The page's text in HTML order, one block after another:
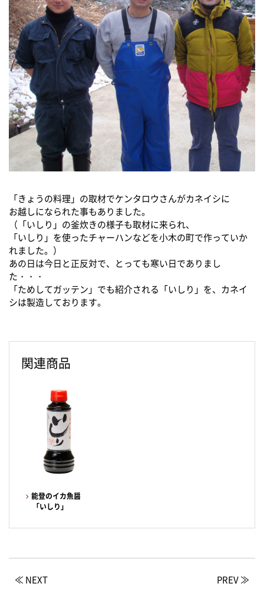
「きょうの料理」の取材でケンタロウさんがカネイシに
お越しになられた事もありました。
（「いしり」の釜炊きの様子も取材に来られ、
「いしり」を使ったチャーハンなどを小木の町で作っていか
れました。）
あの日は今日と正反対で、とっても寒い日でありまし
た・・・
「ためしてガッテン」でも紹介される「いしり」を、カネイ
シは製造しております。
関連商品
能登のイカ魚醤
「いしり」
≪ NEXT PREV ≫